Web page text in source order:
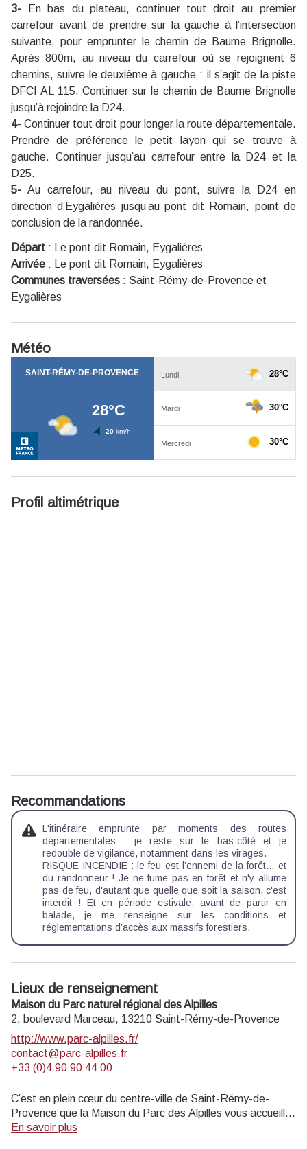
3- En bas du plateau, continuer tout droit au premier
carrefour avant de prendre sur la gauche à l’intersection
suivante, pour emprunter le chemin de Baume Brignolle.
Après 800m, au niveau du carrefour où se rejoignent 6
chemins, suivre le deuxième à gauche : il s’agit de la piste
DFCI AL 115. Continuer sur le chemin de Baume Brignolle
jusqu’à rejoindre la D24.
4- Continuer tout droit pour longer la route départementale.
Prendre de préférence le petit layon qui se trouve à
gauche. Continuer jusqu’au carrefour entre la D24 et la
D25.
5- Au carrefour, au niveau du pont, suivre la D24 en
direction d’Eygalières jusqu’au pont dit Romain, point de
conclusion de la randonnée.
Départ :
Le pont dit Romain, Eygalières
Arrivée :
Le pont dit Romain, Eygalières
Communes traversées : Saint-Rémy-de-Provence et
Eygalières
Météo
Profil altimétrique
Recommandations
L'itinéraire emprunte par moments des routes
départementales : je reste sur le bas-côté et je
redouble de vigilance, notamment dans les virages.
RISQUE INCENDIE : le feu est l’ennemi de la forêt… et
du randonneur ! Je ne fume pas en forêt et n'y allume
pas de feu, d'autant que quelle que soit la saison, c'est
interdit ! Et en période estivale, avant de partir en
balade, je me renseigne sur les conditions et
réglementations d’accès aux massifs forestiers.
Lieux de renseignement
Maison du Parc naturel régional des Alpilles
2, boulevard Marceau, 13210 Saint-Rémy-de-Provence
http://www.parc-alpilles.fr/
contact@parc-alpilles.fr
+33 (0)4 90 90 44 00
C’est en plein cœur du centre-ville de Saint-Rémy-de-
Provence que la Maison du Parc des Alpilles vous accueille
dans ses locaux entièrement rénovés. Ce nouveau lieu
En savoir plus